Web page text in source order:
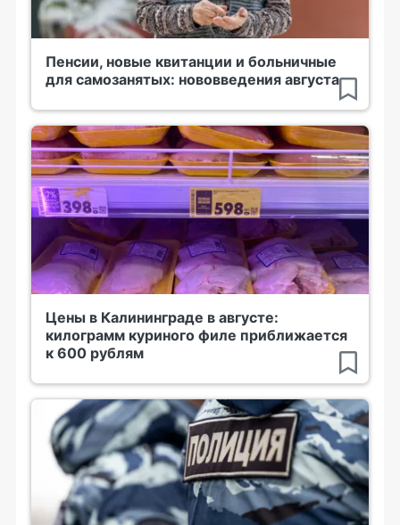
Пенсии, новые квитанции и больничные
для самозанятых: нововведения августа
Цены в Калининграде в августе:
килограмм куриного филе приближается
к 600 рублям